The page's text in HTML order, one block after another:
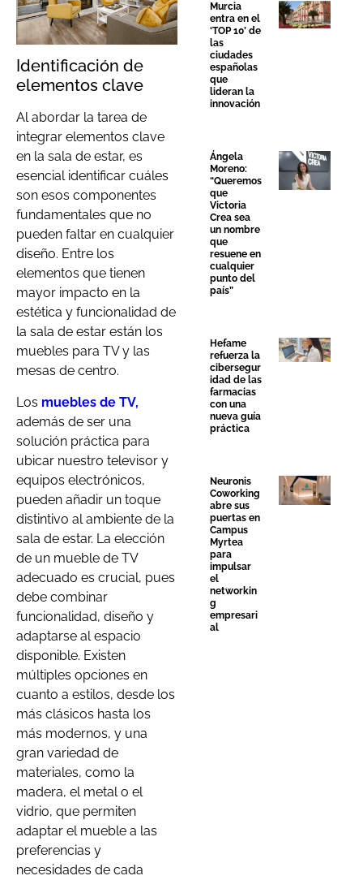
Identificación de
elementos clave
Al abordar la tarea de
integrar elementos clave
en la sala de estar, es
esencial identificar cuáles
son esos componentes
fundamentales que no
pueden faltar en cualquier
diseño. Entre los
elementos que tienen
mayor impacto en la
estética y funcionalidad de
la sala de estar están los
muebles para TV y las
mesas de centro.
Los muebles de TV,
además de ser una
solución práctica para
ubicar nuestro televisor y
equipos electrónicos,
pueden añadir un toque
distintivo al ambiente de la
sala de estar. La elección
de un mueble de TV
adecuado es crucial, pues
debe combinar
funcionalidad, diseño y
adaptarse al espacio
disponible. Existen
múltiples opciones en
cuanto a estilos, desde los
más clásicos hasta los
más modernos, y una
gran variedad de
materiales, como la
madera, el metal o el
vidrio, que permiten
adaptar el mueble a las
preferencias y
necesidades de cada
Murcia
entra en el
‘TOP 10’ de
las
ciudades
españolas
que
lideran la
innovación
Ángela
Moreno:
“Queremos
que
Victoria
Crea sea
un nombre
que
resuene en
cualquier
punto del
país”
Hefame
refuerza la
cibersegur
idad de las
farmacias
con una
nueva guía
práctica
Neuronis
Coworking
abre sus
puertas en
Campus
Myrtea
para
impulsar
el
networkin
g
empresari
al